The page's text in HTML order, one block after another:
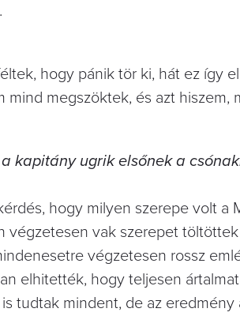
hogy pánik tör ki, hát ez így
mind megszöktek, és azt
kapitány ugrik elsőnek a
hogy milyen szerepe volt a
végzetesen vak szerepet
végzetesen rossz
elhitették, hogy teljesen
tudtak mindent, de az